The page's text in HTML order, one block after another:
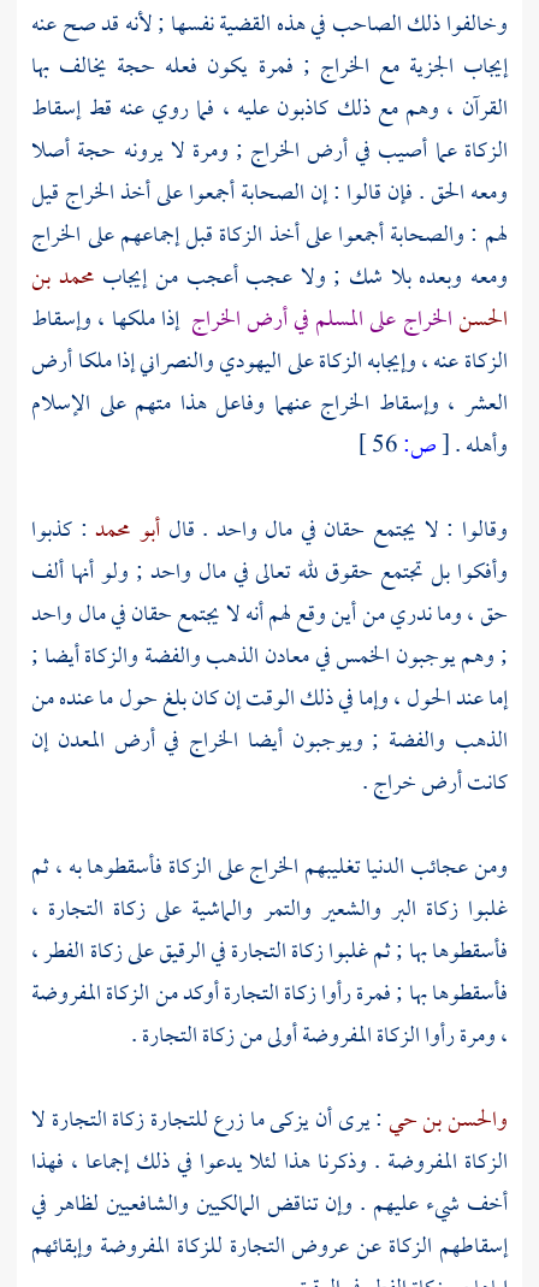
وخالفوا ذلك الصاحب في هذه القضية نفسها ; لأنه قد صح عنه
إيجاب الجزية مع الخراج ; فمرة يكون فعله حجة يخالف بها
القرآن ، وهم مع ذلك كاذبون عليه ، فما روي عنه قط إسقاط
الزكاة عما أصيب في أرض الخراج ; ومرة لا يرونه حجة أصلا
ومعه الحق . فإن قالوا : إن الصحابة أجمعوا على أخذ الخراج قيل
لهم : والصحابة أجمعوا على أخذ الزكاة قبل إجماعهم على الخراج
ومعه وبعده بلا شك ; ولا عجب أعجب من إيجاب محمد بن
الحسنالخراج على المسلم في أرض الخراج إذا ملكها ، وإسقاط
الزكاة عنه ، وإيجابه الزكاة على اليهودي والنصراني إذا ملكا أرض
العشر ، وإسقاط الخراج عنهما وفاعل هذا متهم على الإسلام
وأهله .[ص:
وقالوا : لا يجتمع حقان في مال واحد . قال أبو محمد : كذبوا
وأفكوا بل تجتمع حقوق لله تعالى في مال واحد ; ولو أنها ألف
حق ، وما ندري من أين وقع لهم أنه لا يجتمع حقان في مال واحد
; وهم يوجبون الخمس في معادن الذهب والفضة والزكاة أيضا ;
إما عند الحول ، وإما في ذلك الوقت إن كان بلغ حول ما عنده من
الذهب والفضة ; ويوجبون أيضا الخراج في أرض المعدن إن
كانت أرض خراج .
ومن عجائب الدنيا تغليبهم الخراج على الزكاة فأسقطوها به ، ثم
غلبوا زكاة البر والشعير والتمر والماشية على زكاة التجارة ،
فأسقطوها بها ; ثم غلبوا زكاة التجارة في الرقيق على زكاة الفطر ،
فأسقطوها بها ; فمرة رأوا زكاة التجارة أوكد من الزكاة المفروضة
، ومرة رأوا الزكاة المفروضة أولى من زكاة التجارة .
والحسن بن حي: يرى أن يزكى ما زرع للتجارة زكاة التجارة لا
الزكاة المفروضة . وذكرنا هذا لئلا يدعوا في ذلك إجماعا ، فهذا
أخف شيء عليهم . وإن تناقض المالكيين والشافعيين لظاهر في
إسقاطهم الزكاة عن عروض التجارة للزكاة المفروضة وإبقائهم